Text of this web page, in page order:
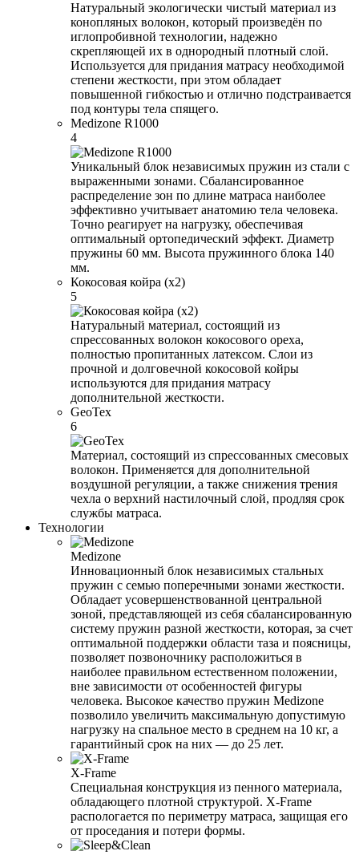
Натуральный экологически чистый материал из
конопляных волокон, который произведён по
иглопробивной технологии, надежно
скрепляющей их в однородный плотный слой.
Используется для придания матрасу необходимой
степени жесткости, при этом обладает
повышенной гибкостью и отлично подстраивается
под контуры тела спящего.
Medizone R1000
4
Уникальный блок независимых пружин из стали с
выраженными зонами. Сбалансированное
распределение зон по длине матраса наиболее
эффективно учитывает анатомию тела человека.
Точно реагирует на нагрузку, обеспечивая
оптимальный ортопедический эффект. Диаметр
пружины 60 мм. Высота пружинного блока 140
мм.
Кокосовая койра (x2)
5
Натуральный материал, состоящий из
спрессованных волокон кокосового ореха,
полностью пропитанных латексом. Слои из
прочной и долговечной кокосовой койры
используются для придания матрасу
дополнительной жесткости.
GeoTex
6
Материал, состоящий из спрессованных смесовых
волокон. Применяется для дополнительной
воздушной регуляции, а также снижения трения
чехла о верхний настилочный слой, продляя срок
службы матраса.
Технологии
Medizone
Инновационный блок независимых стальных
пружин с семью поперечными зонами жесткости.
Обладает усовершенствованной центральной
зоной, представляющей из себя сбалансированную
систему пружин разной жесткости, которая, за счет
оптимальной поддержки области таза и поясницы,
позволяет позвоночнику расположиться в
наиболее правильном естественном положении,
вне зависимости от особенностей фигуры
человека. Высокое качество пружин Medizone
позволило увеличить максимальную допустимую
нагрузку на спальное место в среднем на 10 кг, а
гарантийный срок на них — до 25 лет.
X-Frame
Специальная конструкция из пенного материала,
обладающего плотной структурой. X-Frame
распологается по периметру матраса, защищая его
от проседания и потери формы.